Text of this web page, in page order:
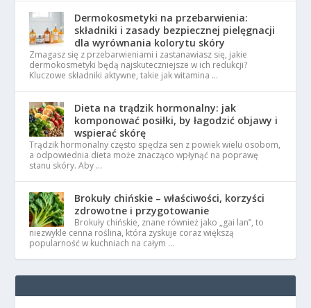
Dermokosmetyki na przebarwienia:
składniki i zasady bezpiecznej pielęgnacji
dla wyrównania kolorytu skóry
Zmagasz się z przebarwieniami i zastanawiasz się, jakie
dermokosmetyki będą najskuteczniejsze w ich redukcji?
Kluczowe składniki aktywne, takie jak witamina …
Dieta na trądzik hormonalny: jak
komponować posiłki, by łagodzić objawy i
wspierać skórę
Trądzik hormonalny często spędza sen z powiek wielu osobom,
a odpowiednia dieta może znacząco wpłynąć na poprawę
stanu skóry. Aby …
Brokuły chińskie – właściwości, korzyści
zdrowotne i przygotowanie
Brokuły chińskie, znane również jako „gai lan”, to
niezwykle cenna roślina, która zyskuje coraz większą
popularność w kuchniach na całym …